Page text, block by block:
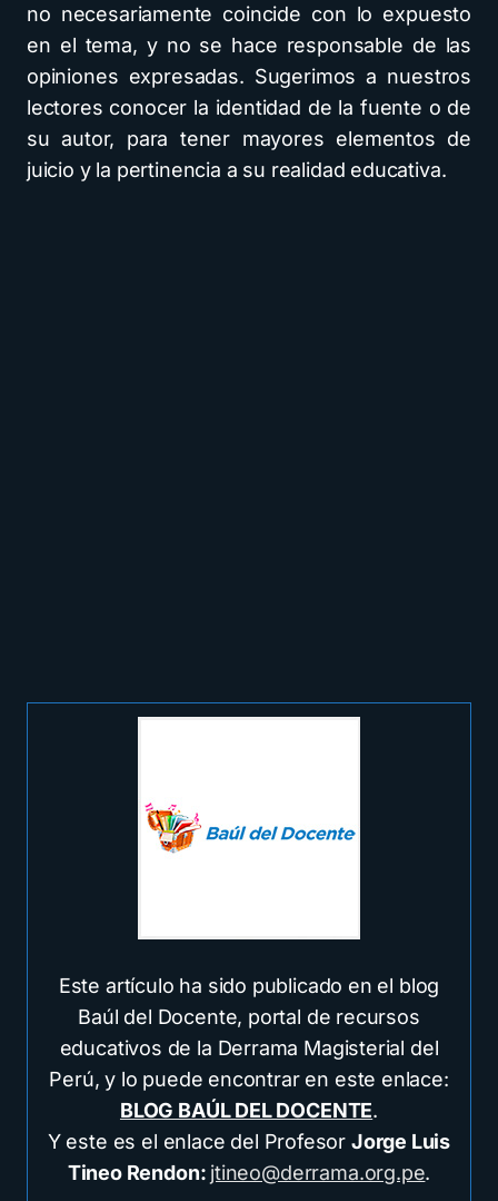
no necesariamente coincide con lo expuesto
en el tema, y no se hace responsable de las
opiniones expresadas. Sugerimos a nuestros
lectores conocer la identidad de la fuente o de
su autor, para tener mayores elementos de
juicio y la pertinencia a su realidad educativa.
Este artículo ha sido publicado en el blog
Baúl del Docente, portal de recursos
educativos de la Derrama Magisterial del
Perú, y lo puede encontrar en este enlace:
BLOG BAÚL DEL DOCENTE.
Y este es el enlace del Profesor Jorge Luis
Tineo Rendon: jtineo@derrama.org.pe.